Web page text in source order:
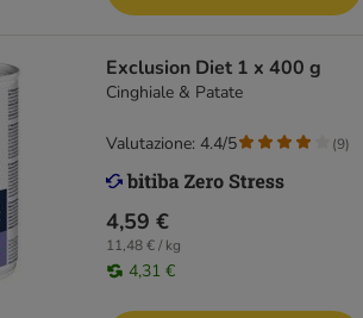
Exclusion Diet 1 x 400 g
Cinghiale & Patate
4,59 €
11,48 € / kg
4,31 €
Valutazione: 4.4/5 (9)